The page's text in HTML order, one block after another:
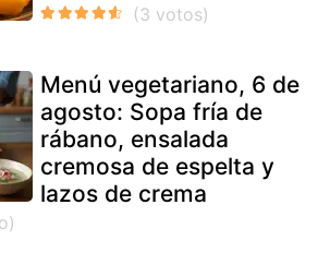
Menú vegetariano, 6 de
agosto: Sopa fría de
rábano, ensalada
cremosa de espelta y
lazos de crema